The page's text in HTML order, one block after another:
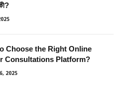
Choose the Right Online
Consultations Platform?
2025